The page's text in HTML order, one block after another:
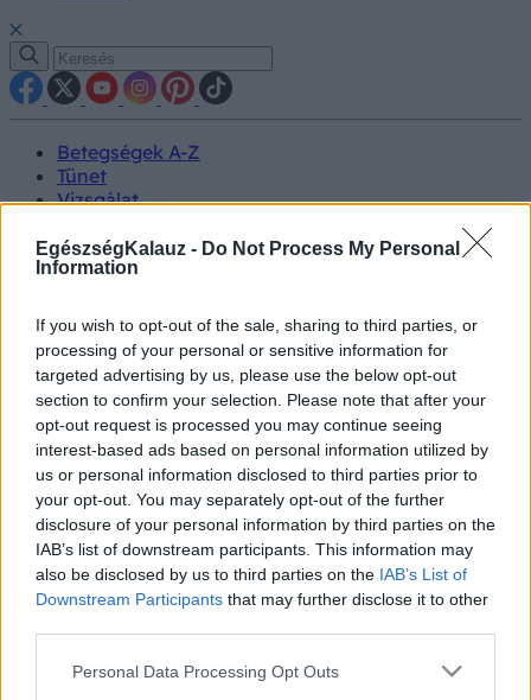
EgészségKalauz - Do Not Process My Personal
Information
If you wish to opt-out of the sale, sharing to third parties, or
processing of your personal or sensitive information for
targeted advertising by us, please use the below opt-out
section to confirm your selection. Please note that after your
opt-out request is processed you may continue seeing
interest-based ads based on personal information utilized by
us or personal information disclosed to third parties prior to
your opt-out. You may separately opt-out of the further
disclosure of your personal information by third parties on the
IAB’s list of downstream participants. This information may
also be disclosed by us to third parties on the IAB’s List of
Downstream Participants that may further disclose it to other
Please note that this website/app uses one or more Google
Personal Data Processing Opt Outs
Betegségek A-Z
Tünet
Vizsgálat
Életmódváltás
Kutatás
Hírek
Videók
Kisállatok egészsége
#allergia #influenza#cukorbetegség
#orvosmeteorológia#vérnyomás#stroke#rákbetegség
#pajzsmirigy#reflux#ekcéma#herpesz
Regisztráció
Rovarcsípés